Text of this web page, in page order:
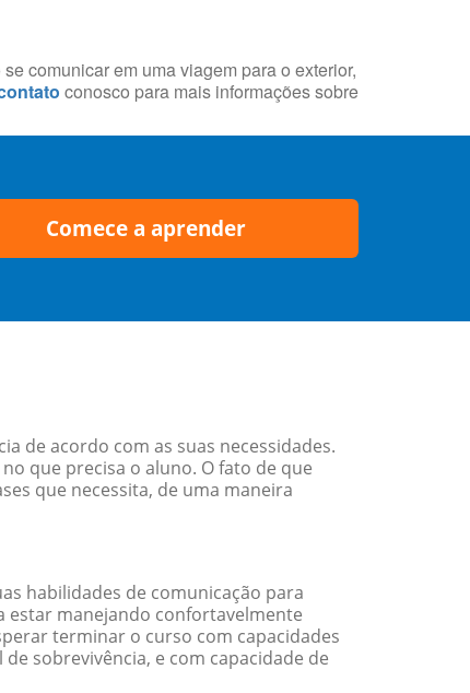
comunicar em uma viagem para o exterior,
conosco para mais informações sobre
Comece a aprender
de acordo com as suas necessidades.
que precisa o aluno. O fato de que
que necessita, de uma maneira
habilidades de comunicação para
estar manejando confortavelmente
terminar o curso com capacidades
sobrevivência, e com capacidade de